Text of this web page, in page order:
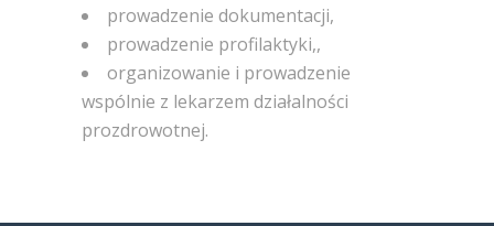
prowadzenie dokumentacji,
prowadzenie profilaktyki,,
organizowanie i prowadzenie
wspólnie z lekarzem działalności
prozdrowotnej.